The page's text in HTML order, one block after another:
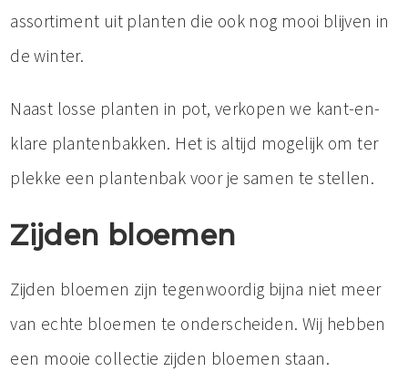
assortiment uit planten die ook nog mooi blijven in
de winter.
Naast losse planten in pot, verkopen we kant-en-
klare plantenbakken. Het is altijd mogelijk om ter
plekke een plantenbak voor je samen te stellen.
Zijden bloemen
Zijden bloemen zijn tegenwoordig bijna niet meer
van echte bloemen te onderscheiden. Wij hebben
een mooie collectie zijden bloemen staan.